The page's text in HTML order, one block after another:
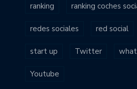
ranking ranking coches
redes sociales red social
start up Twitter
Youtube